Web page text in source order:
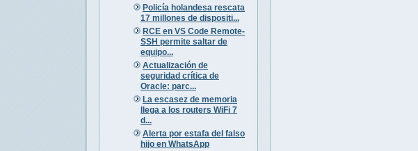
Policía holandesa rescata
17 millones de dispositi...
RCE en VS Code Remote-
SSH permite saltar de
equipo...
Actualización de
seguridad crítica de
Oracle: parc...
La escasez de memoria
llega a los routers WiFi 7
d...
Alerta por estafa del falso
hijo en WhatsApp